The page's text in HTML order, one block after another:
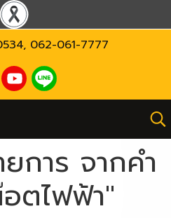
, 062-061-7777
การ จากคำ
ตไฟฟ้า"